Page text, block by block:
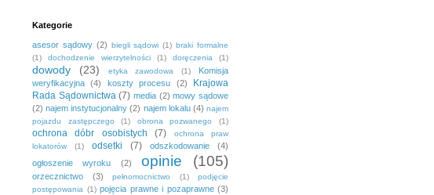
Kategorie
asesor sądowy (2) biegli sądowi (1) braki formalne
(1)
dochodzenie wierzytelności (1) doręczenia (1)
dowody (23) etyka zawodowa (1)
Komisja
weryfikacyjna
(4) koszty procesu (2)
Krajowa
Rada Sądownictwa (7) media (2) mowy sądowe
(2) najem instytucjonalny (2) najem lokalu (4) najem
pojazdu zastępczego
(1) obrona pozwanego (1)
ochrona dóbr osobistych (7)
ochrona praw
lokatorów
(1) odsetki (7) odszkodowanie
(4)
ogłoszenie wyroku
(2) opinie (105)
orzecznictwo (3) pełnomocnictwo (1)
podjęcie
postępowania (1) pojęcia prawne i pozaprawne (3)